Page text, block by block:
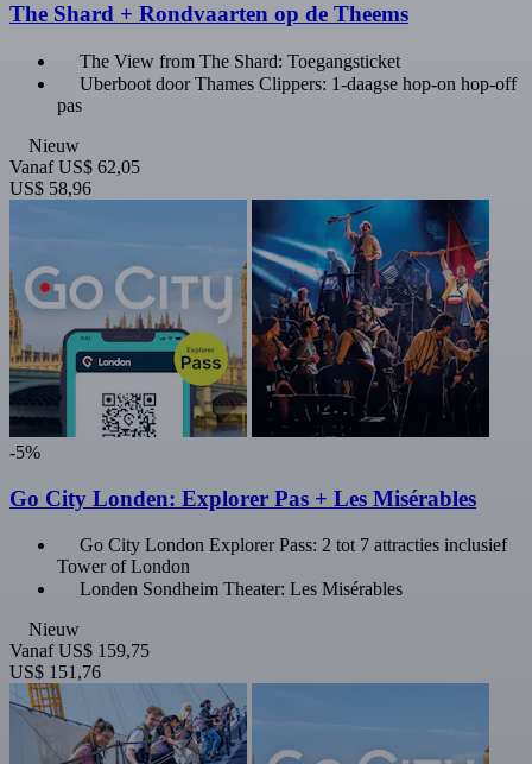
The Shard + Rondvaarten op de Theems
The View from The Shard: Toegangsticket
Uberboot door Thames Clippers: 1-daagse hop-on hop-off
pas
Nieuw
Vanaf US$ 62,05
US$ 58,96
-5%
Go City Londen: Explorer Pas + Les Misérables
Go City London Explorer Pass: 2 tot 7 attracties inclusief
Tower of London
Londen Sondheim Theater: Les Misérables
Nieuw
Vanaf US$ 159,75
US$ 151,76